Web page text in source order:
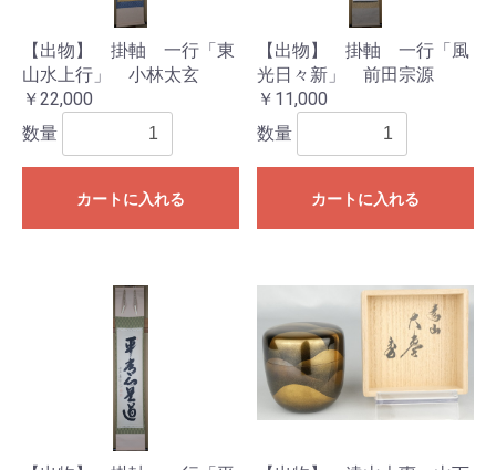
【出物】 掛軸 一行「東
山水上行」 小林太玄
￥22,000
数量
カートに入れる
【出物】 掛軸 一行「風
光日々新」 前田宗源
￥11,000
数量
カートに入れる